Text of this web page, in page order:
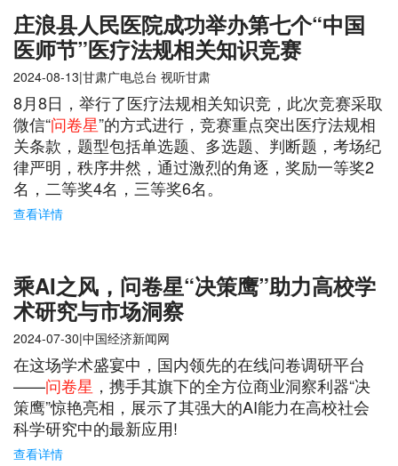
庄浪县人民医院成功举办第七个“中国
医师节”医疗法规相关知识竞赛
2024-08-13|甘肃广电总台 视听甘肃
8月8日，举行了医疗法规相关知识竞，此次竞赛采取
微信“问卷星”的方式进行，竞赛重点突出医疗法规相
关条款，题型包括单选题、多选题、判断题，考场纪
律严明，秩序井然，通过激烈的角逐，奖励一等奖2
名，二等奖4名，三等奖6名。
查看详情
乘AI之风，问卷星“决策鹰”助力高校学
术研究与市场洞察
2024-07-30|中国经济新闻网
在这场学术盛宴中，国内领先的在线问卷调研平台
——问卷星 ，携手其旗下的全方位商业洞察利器“决
策鹰”惊艳亮相，展示了其强大的AI能力在高校社会
科学研究中的最新应用!
查看详情